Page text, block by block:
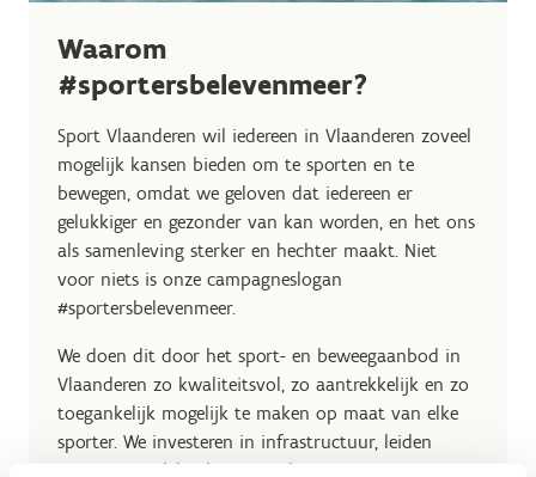
Waarom
#sportersbelevenmeer?
Sport Vlaanderen wil iedereen in Vlaanderen zoveel
mogelijk kansen bieden om te sporten en te
bewegen, omdat we geloven dat iedereen er
gelukkiger en gezonder van kan worden, en het ons
als samenleving sterker en hechter maakt. Niet
voor niets is onze campagneslogan
#sportersbelevenmeer.
We doen dit door het sport- en beweegaanbod in
Vlaanderen zo kwaliteitsvol, zo aantrekkelijk en zo
toegankelijk mogelijk te maken op maat van elke
sporter. We investeren in infrastructuur, leiden
trainers op, delen kennis en brengen mensen